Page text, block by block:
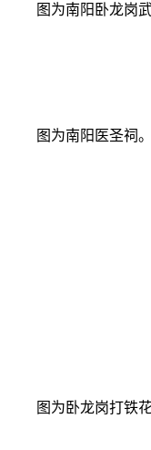
图为南阳卧龙岗
图为南阳医圣祠
图为卧龙岗打铁